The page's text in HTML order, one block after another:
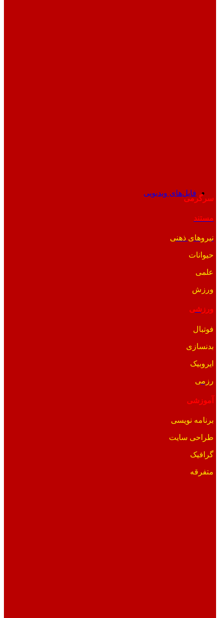
فایل‌های ویدیویی
سرگرمی
مستند
نیروهای ذهنی
حیوانات
علمی
ورزش
ورزشی
فوتبال
بدنسازی
ایروبیک
رزمی
آموزشی
برنامه نویسی
طراحی سایت
گرافیک
متفرقه